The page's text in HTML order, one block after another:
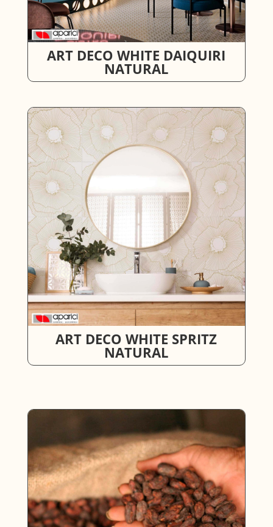
ART DECO WHITE DAIQUIRI
NATURAL
ART DECO WHITE SPRITZ
NATURAL